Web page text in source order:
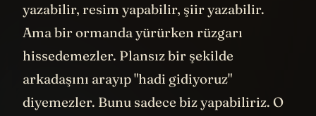
yazabilir, resim yapabilir, şiir yazabilir.
Ama bir ormanda yürürken rüzgarı
hissedemezler. Plansız bir şekilde
arkadaşını arayıp "hadi gidiyoruz"
diyemezler. Bunu sadece biz yapabiliriz. O